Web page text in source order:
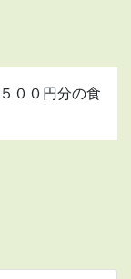
００円分の食